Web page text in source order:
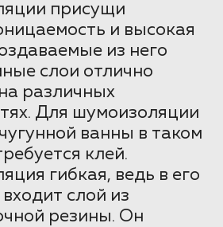
присущи
и высокая
из него
слои отлично
различных
Для шумоизоляции
ванны в таком
клей.
гибкая, ведь в его
слой из
резины. Он